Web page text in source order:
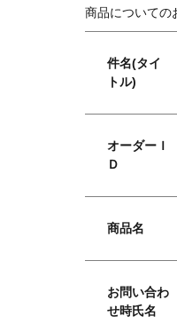
商品についての
件名(タイ
トル)
オーダーＩ
Ｄ
商品名
お問い合わ
せ時氏名